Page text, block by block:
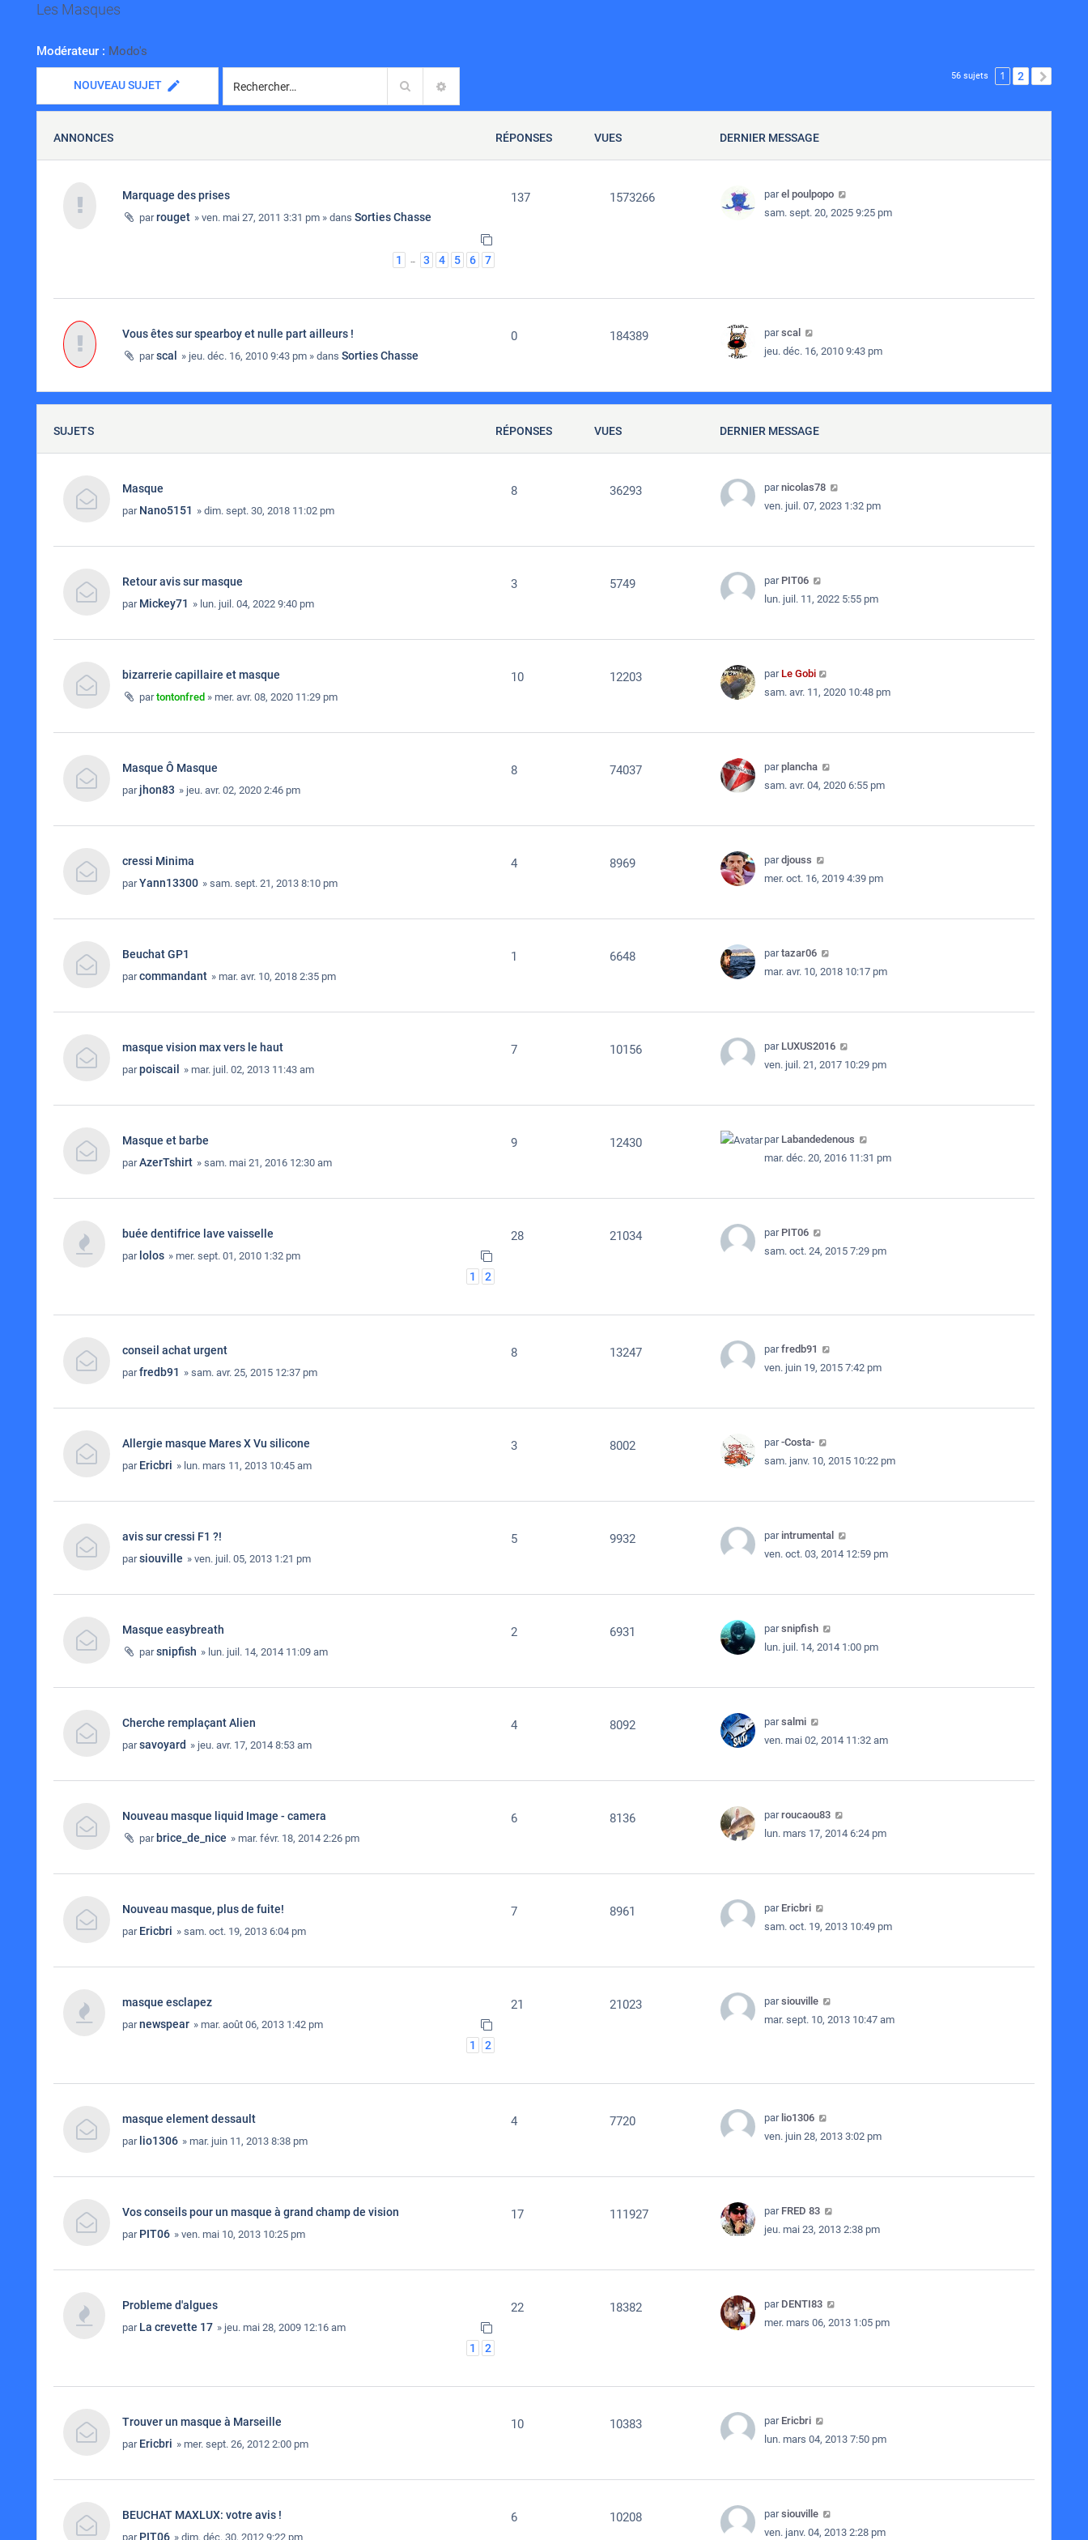
Les Masques
Modérateur : Modo's
NOUVEAU SUJET Rechercher
56 sujets 1 2
ANNONCES RÉPONSES VUES DERNIER MESSAGE
Marquage des prises
parrouget » ven. mai 27, 2011 3:31 pm » dans Sorties Chasse
1 … 3 4 5 6 7
137 1573266 parel poulpopo
sam. sept. 20, 2025 9:25 pm
Vous êtes sur spearboy et nulle part ailleurs !
parscal » jeu. déc. 16, 2010 9:43 pm » dans Sorties Chasse
0 184389 parscal
jeu. déc. 16, 2010 9:43 pm
SUJETS RÉPONSES VUES DERNIER MESSAGE
Masque
par Nano5151 » dim. sept. 30, 2018 11:02 pm
8 36293 parnicolas78
ven. juil. 07, 2023 1:32 pm
Retour avis sur masque
par Mickey71 » lun. juil. 04, 2022 9:40 pm
3 5749 par PIT06
lun. juil. 11, 2022 5:55 pm
bizarrerie capillaire et masque
partontonfred » mer. avr. 08, 2020 11:29 pm
10 12203 par Le Gobi
sam. avr. 11, 2020 10:48 pm
Masque Ô Masque
par jhon83 » jeu. avr. 02, 2020 2:46 pm
8 74037 parplancha
sam. avr. 04, 2020 6:55 pm
cressi Minima
parYann13300 » sam. sept. 21, 2013 8:10 pm
4 8969 pardjouss
mer. oct. 16, 2019 4:39 pm
Beuchat GP1
parcommandant » mar. avr. 10, 2018 2:35 pm
1 6648 partazar06
mar. avr. 10, 2018 10:17 pm
masque vision max vers le haut
parpoiscail » mar. juil. 02, 2013 11:43 am
7 10156 par LUXUS2016
ven. juil. 21, 2017 10:29 pm
Masque et barbe
parAzerTshirt » sam. mai 21, 2016 12:30 am
9 12430 par Labandedenous
mar. déc. 20, 2016 11:31 pm
buée dentifrice lave vaisselle
par lolos » mer. sept. 01, 2010 1:32 pm
1 2
28 21034 par PIT06
sam. oct. 24, 2015 7:29 pm
conseil achat urgent
parfredb91 » sam. avr. 25, 2015 12:37 pm
8 13247 parfredb91
ven. juin 19, 2015 7:42 pm
Allergie masque Mares X Vu silicone
par Ericbri » lun. mars 11, 2013 10:45 am
3 8002 par-Costa-
sam. janv. 10, 2015 10:22 pm
avis sur cressi F1 ?!
parsiouville » ven. juil. 05, 2013 1:21 pm
5 9932 par intrumental
ven. oct. 03, 2014 12:59 pm
Masque easybreath
parsnipfish » lun. juil. 14, 2014 11:09 am
2 6931 parsnipfish
lun. juil. 14, 2014 1:00 pm
Cherche remplaçant Alien
parsavoyard » jeu. avr. 17, 2014 8:53 am
4 8092 parsalmi
ven. mai 02, 2014 11:32 am
Nouveau masque liquid Image - camera
par brice_de_nice » mar. févr. 18, 2014 2:26 pm
6 8136 parroucaou83
lun. mars 17, 2014 6:24 pm
Nouveau masque, plus de fuite!
par Ericbri » sam. oct. 19, 2013 6:04 pm
7 8961 par Ericbri
sam. oct. 19, 2013 10:49 pm
masque esclapez
parnewspear » mar. août 06, 2013 1:42 pm
1 2
21 21023 parsiouville
mar. sept. 10, 2013 10:47 am
masque element dessault
par lio1306 » mar. juin 11, 2013 8:38 pm
4 7720 par lio1306
ven. juin 28, 2013 3:02 pm
Vos conseils pour un masque à grand champ de vision
par PIT06 » ven. mai 10, 2013 10:25 pm
17 111927 par FRED 83
jeu. mai 23, 2013 2:38 pm
Probleme d'algues
par La crevette 17 » jeu. mai 28, 2009 12:16 am
1 2
22 18382 par DENTI83
mer. mars 06, 2013 1:05 pm
Trouver un masque à Marseille
par Ericbri » mer. sept. 26, 2012 2:00 pm
10 10383 par Ericbri
lun. mars 04, 2013 7:50 pm
BEUCHAT MAXLUX: votre avis !
par PIT06 » dim. déc. 30, 2012 9:22 pm
6 10208 parsiouville
ven. janv. 04, 2013 2:28 pm